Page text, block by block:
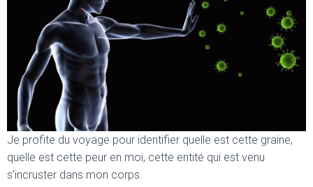
Je profite du voyage pour identifier quelle est cette graine,
quelle est cette peur en moi, cette entité qui est venu
s’incruster dans mon corps.